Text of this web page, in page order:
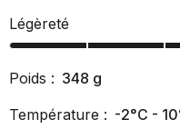
Légèreté
Poids : 348 g
Température : -2°C -